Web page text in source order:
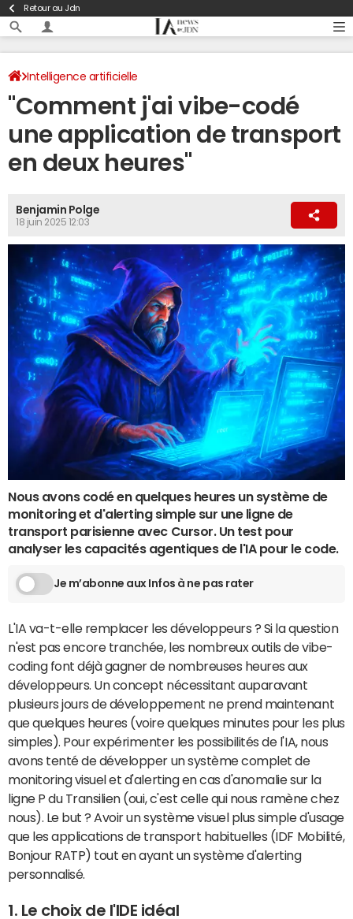
Retour au Jdn
Intelligence artificielle
"Comment j'ai vibe-codé
une application de transport
en deux heures"
Benjamin Polge
18 juin 2025 12:03
Nous avons codé en quelques heures un système de
monitoring et d'alerting simple sur une ligne de
transport parisienne avec Cursor. Un test pour
analyser les capacités agentiques de l'IA pour le code.
Je m’abonne aux Infos à ne pas rater
L'IA va-t-elle remplacer les développeurs ? Si la question
n'est pas encore tranchée, les nombreux outils de vibe-
coding font déjà gagner de nombreuses heures aux
développeurs. Un concept nécessitant auparavant
plusieurs jours de développement ne prend maintenant
que quelques heures (voire quelques minutes pour les plus
simples). Pour expérimenter les possibilités de l'IA, nous
avons tenté de développer un système complet de
monitoring visuel et d'alerting en cas d'anomalie sur la
ligne P du Transilien (oui, c'est celle qui nous ramène chez
nous). Le but ? Avoir un système visuel plus simple d'usage
que les applications de transport habituelles (IDF Mobilité,
Bonjour RATP) tout en ayant un système d'alerting
personnalisé.
1. Le choix de l'IDE idéal